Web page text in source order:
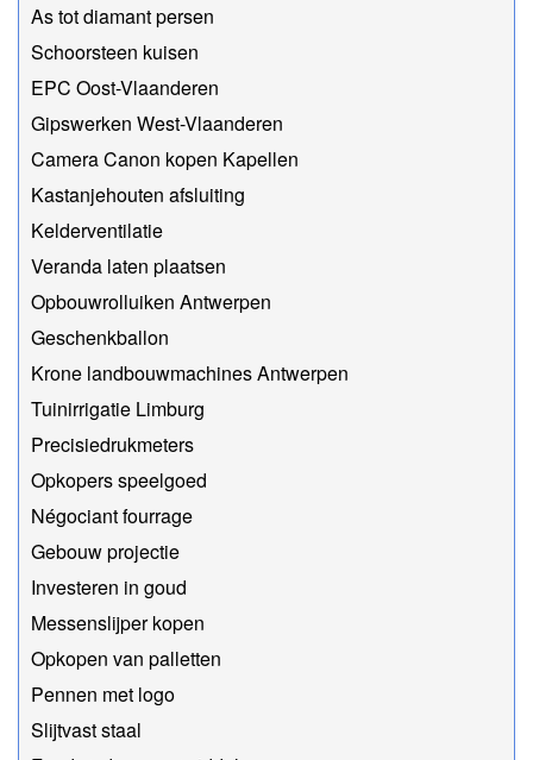
As tot diamant persen
Schoorsteen kuisen
EPC Oost-Vlaanderen
Gipswerken West-Vlaanderen
Camera Canon kopen Kapellen
Kastanjehouten afsluiting
Kelderventilatie
Veranda laten plaatsen
Opbouwrolluiken Antwerpen
Geschenkballon
Krone landbouwmachines Antwerpen
Tuinirrigatie Limburg
Precisiedrukmeters
Opkopers speelgoed
Négociant fourrage
Gebouw projectie
Investeren in goud
Messenslijper kopen
Opkopen van palletten
Pennen met logo
Slijtvast staal